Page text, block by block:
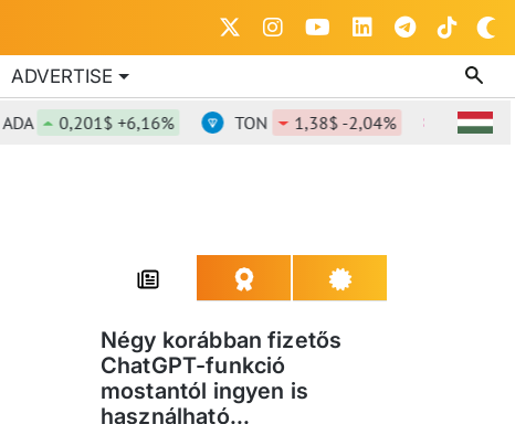
ADVERTISE
0,201$ +6,16% TON 1,38$ -2,04% DOT
Négy korábban fizetős
ChatGPT-funkció
mostantól ingyen is
használható...